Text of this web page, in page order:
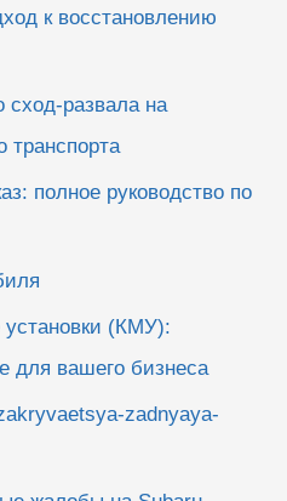
к восстановлению
сход-развала на
транспорта
полное руководство по
(КМУ):
для вашего бизнеса
zadnyaya-